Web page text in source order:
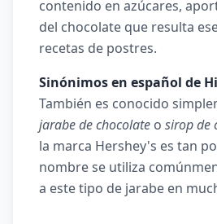
contenido en azúcares,
del chocolate que resulta
recetas de postres.
Sinónimos en español de
También es conocido
jarabe de chocolate o sirop de
la marca Hershey's es tan
nombre se utiliza
a este tipo de jarabe en